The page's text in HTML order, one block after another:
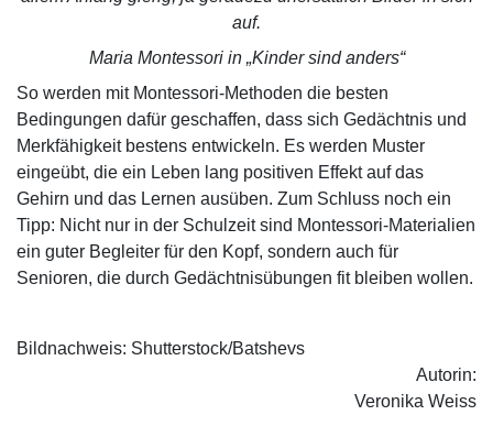
auf.
Maria Montessori in „Kinder sind anders“
So werden mit Montessori-Methoden die besten
Bedingungen dafür geschaffen, dass sich Gedächtnis und
Merkfähigkeit bestens entwickeln. Es werden Muster
eingeübt, die ein Leben lang positiven Effekt auf das
Gehirn und das Lernen ausüben. Zum Schluss noch ein
Tipp: Nicht nur in der Schulzeit sind Montessori-Materialien
ein guter Begleiter für den Kopf, sondern auch für
Senioren, die durch Gedächtnisübungen fit bleiben wollen.
Bildnachweis: Shutterstock/Batshevs
Autorin:
Veronika Weiss